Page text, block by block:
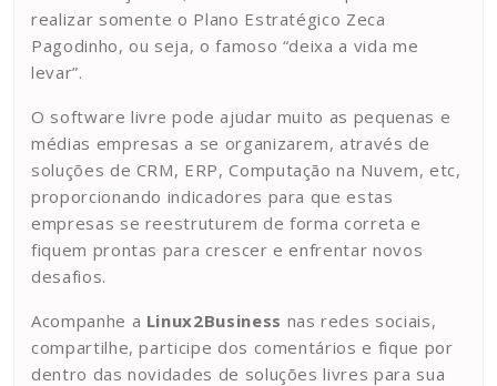
realizar somente o Plano Estratégico Zeca
Pagodinho, ou seja, o famoso “deixa a vida me
levar”.
O software livre pode ajudar muito as pequenas e
médias empresas a se organizarem, através de
soluções de CRM, ERP, Computação na Nuvem, etc,
proporcionando indicadores para que estas
empresas se reestruturem de forma correta e
fiquem prontas para crescer e enfrentar novos
desafios.
Acompanhe a Linux2Business nas redes sociais,
compartilhe, participe dos comentários e fique por
dentro das novidades de soluções livres para sua